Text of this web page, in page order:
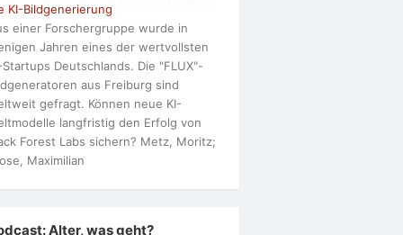
KI-Bildgenerierung
einer Forschergruppe wurde in
Jahren eines der wertvollsten
Startups Deutschlands. Die "FLUX"-
aus Freiburg sind
gefragt. Können neue KI-
langfristig den Erfolg von
Forest Labs sichern? Metz, Moritz;
Maximilian
Alter, was geht?